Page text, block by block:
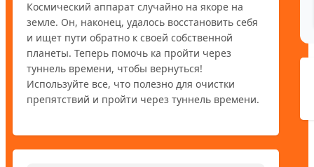
Космический аппарат случайно на якоре на
земле. Он, наконец, удалось восстановить себя
и ищет пути обратно к своей собственной
планеты. Теперь помочь ка пройти через
туннель времени, чтобы вернуться!
Используйте все, что полезно для очистки
препятствий и пройти через туннель времени.